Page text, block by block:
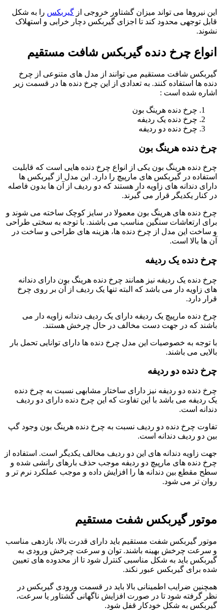
این نیروها می تواند میزان گشتاور خروجی از گیربکس را به شکل
قابل توجهی محدود کند تا اجزای گیربکس دچار خرابی و استهلاک
نشوند.
انواع چرخ دنده گیربکس شافت مستقیم
گیربکس شافت مستقیم می توانند از مدل های متنوعی از چرخ
دنده ها استفاده کنند. به تعدادی از این چرخ دنده ها در قسمت زیر
اشاره شده است :
چرخ دنده هرینگ بون
چرخ دنده یک ردیفه
چرخ دنده دو ردیفه
چرخ دنده هرینگ بون
چرخ دنده هرینگ بون یکی از انواع چرخ دنده هایی است که قابلیت
استفاده در گیربکس های مارپیچ را دارد. این مدل از گیربکس ها
دارای دندانه های زاویه دار هستند که دو ردیف از آن ها بدون فاصله
در کنار یکدیگر قرار می گیرند.
چرخ دنده های هرینگ بون معمولا در سایز کوچک ساخته می شوند و
برای ارتعاشات سنگین مناسب می باشند. با توجه به سختی طراحی
و ساخت این مدل از چرخ دنده ها، هزینه های طراحی و ساخت در
آن ها بالا است.
چرخ دنده یک ردیفه
چرخ دنده یک ردیفه نیز همانند چرخ دنده هرینگ بون دارای دندانه
های زاویه دار می باشد که البته تنها یک ردیف از آن بر روی چرخ
قرار دارد.
چرخ دنده مارپیچ یک ردیفه دارای یک ردیف دندانه زاویه دار می
باشند که در جهت دست مخالف در حال چرخش هستند.
با توجه به خصوصیات این مدل چرخ دنده ها دارای توانایی تحمل بار
بالایی می باشند.
چرخ دنده دو ردیفه
چرخ دنده دو ردیفه نیز دارای ساختار مشابهی نسبت به چرخ دنده
یک ردیفه می باشد با این تفاوت که این چرخ دنده دارای دو ردیف
دندانه است.
تفاوت چرخ دنده دو ردیف نسبت به چرخ دنده هرینگ بون وجود گپ
بین دو ردیف دندانه است.
جهت زاویه دندانه های این دو ردیف مخالف یکدیگر است. استفاده از
چرخ دنده های مارپیچ دو ردیفه موجب حذف بارهای رانشی شده و
سطح مقطع بین دندانه ها را افزایش داده و موجب عملکرد نرم تر و
روان تر می شود.
موتور گیربکس شفت مستقیم
موتور گیربکس شفت مستقیم باید دارای قدرت بالا، بازدهی مناسب
و سرعت چرخش بهینه باشند. توان و سرعت چرخش ورودی به
گیربکس باید به شکل مناسبی کنترل شود تا از محدوده های تعیین
شده برای گیربکس عبور نکند.
همچنین ضرایب اطمینانی بالا باید در قسمت ورودی گیربکس در
نظر گرفته شود تا در صورت افزایش ناگهانی گشتاور یا سرعت،
گیربکس به شکل خودکار قفل شود.